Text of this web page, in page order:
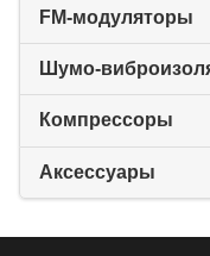
FM-модуляторы
Шумо-
Компрессоры
Аксессуары